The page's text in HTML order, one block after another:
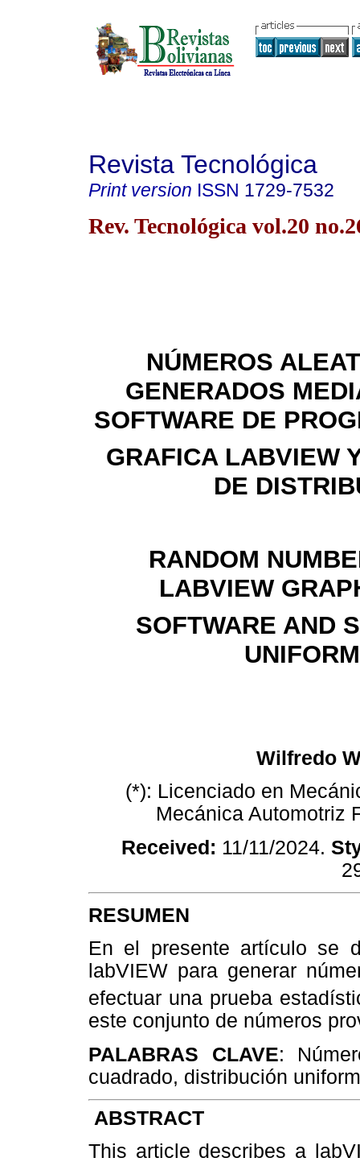
Revista Tecnológica
Print version ISSN 1729-7532
Rev. Tecnológica vol.20
NÚMEROS
GENERADOS
SOFTWARE DE
GRAFICA LABVIEW
DE
RANDOM
LABVIEW
SOFTWARE AND
Wilfredo
(*): Licenciado en
Mecánica Automotriz
Received: 11/11/2024.
RESUMEN
En el presente artículo se
labVIEW para generar
efectuar una prueba
este conjunto de números
PALABRAS CLAVE:
cuadrado, distribución
ABSTRACT
This article describes a